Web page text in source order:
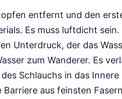
entfernt und den
Es muss luftdicht
Unterdruck, der das
zum Wanderer. Es
Schlauchs in das
aus feinsten